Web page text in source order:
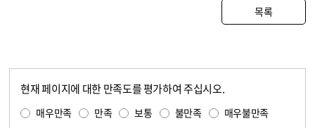
목록
현재 페이지에 대한 만족도를 평가하여 주십시오.
매우만족 만족 보통 불만족 매우불만족